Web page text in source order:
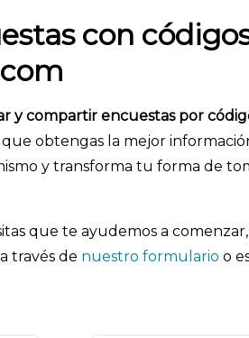
con
y compartir encuestas por
que obtengas la mejor
y transforma tu forma de
que te ayudemos a
través de nuestro formulario o